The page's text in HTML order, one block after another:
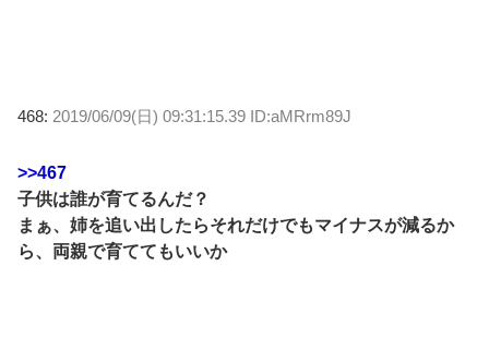
468: 2019/06/09(日) 09:31:15.39 ID:aMRrm89J
>>467
子供は誰が育てるんだ？
まぁ、姉を追い出したらそれだけでもマイナスが減るか
ら、両親で育ててもいいか